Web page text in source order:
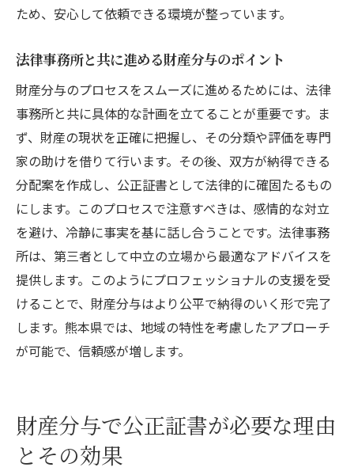
ため、安心して依頼できる環境が整っています。
法律事務所と共に進める財産分与のポイント
財産分与のプロセスをスムーズに進めるためには、法律
事務所と共に具体的な計画を立てることが重要です。ま
ず、財産の現状を正確に把握し、その分類や評価を専門
家の助けを借りて行います。その後、双方が納得できる
分配案を作成し、公正証書として法律的に確固たるもの
にします。このプロセスで注意すべきは、感情的な対立
を避け、冷静に事実を基に話し合うことです。法律事務
所は、第三者として中立の立場から最適なアドバイスを
提供します。このようにプロフェッショナルの支援を受
けることで、財産分与はより公平で納得のいく形で完了
します。熊本県では、地域の特性を考慮したアプローチ
が可能で、信頼感が増します。
財産分与で公正証書が必要な理由
とその効果